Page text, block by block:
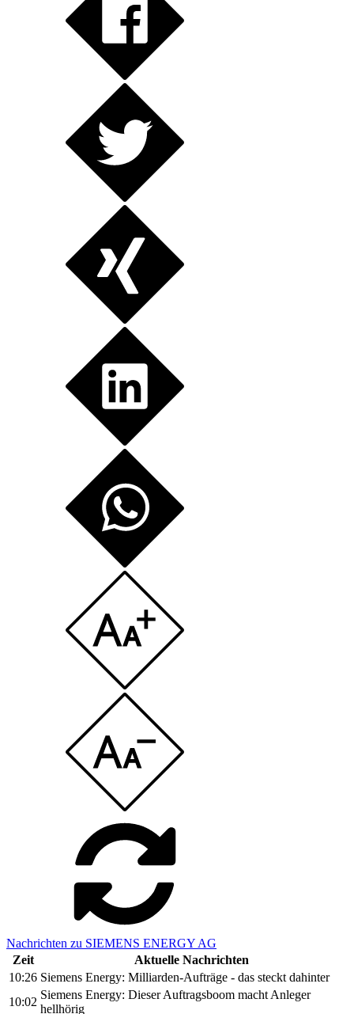
Nachrichten zu SIEMENS ENERGY AG
Zeit
Aktuelle Nachrichten
10:26 Siemens Energy: Milliarden-Aufträge - das steckt dahinter
10:02
Siemens Energy: Dieser Auftragsboom macht Anleger
hellhörig